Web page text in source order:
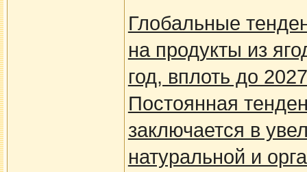
Глобальные
на продукты из
год, вплоть до
Постоянная
заключается в
натуральной и